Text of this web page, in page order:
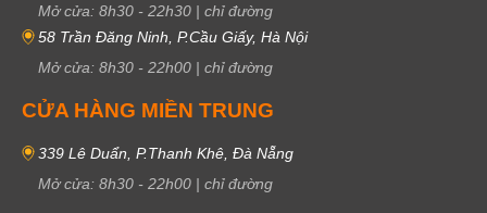
Mở cửa: 8h30 - 22h30 | chỉ đường
58 Trần Đăng Ninh, P.Cầu Giấy, Hà Nội
Mở cửa: 8h30 - 22h00 | chỉ đường
CỬA HÀNG MIỀN TRUNG
339 Lê Duẩn, P.Thanh Khê, Đà Nẵng
Mở cửa: 8h30 - 22h00 | chỉ đường